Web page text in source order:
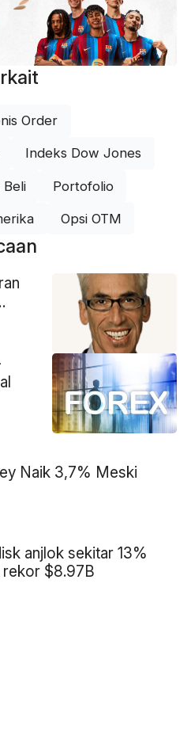
Order
Indeks Dow Jones
Portofolio
Opsi OTM
Naik 3,7% Meski
anjlok sekitar 13%
rekor $8.97B